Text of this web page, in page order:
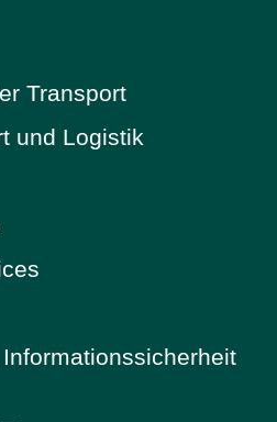
Transport
und Logistik